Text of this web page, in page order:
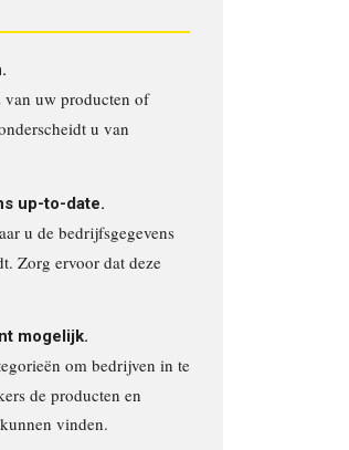
van uw producten of
u van
up-to-date.
u de bedrijfsgegevens
Zorg ervoor dat deze
mogelijk.
ieën om bedrijven in te
de producten en
vinden.